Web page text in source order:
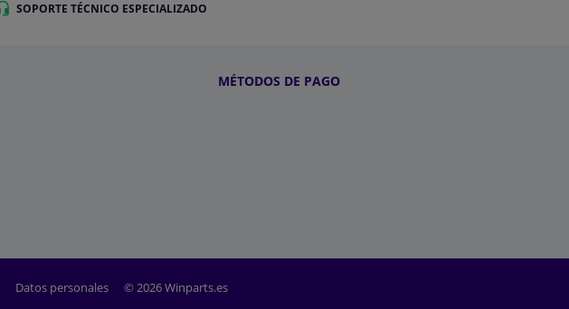
SOPORTE TÉCNICO ESPECIALIZADO
MÉTODOS DE PAGO
Datos personales © 2026 Winparts.es